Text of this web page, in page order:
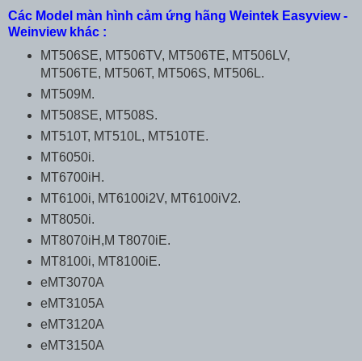
Các Model màn hình cảm ứng hãng Weintek Easyview -
Weinview khác :
MT506SE, MT506TV, MT506TE, MT506LV,
MT506TE, MT506T, MT506S, MT506L.
MT509M.
MT508SE, MT508S.
MT510T, MT510L, MT510TE.
MT6050i.
MT6700iH.
MT6100i, MT6100i2V, MT6100iV2.
MT8050i.
MT8070iH,M T8070iE.
MT8100i, MT8100iE.
eMT3070A
eMT3105A
eMT3120A
eMT3150A